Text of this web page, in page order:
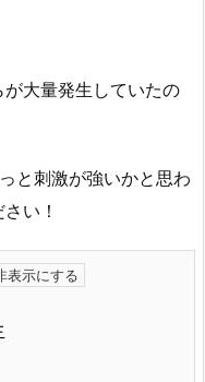
大量発生していたの
と刺激が強いかと思わ
い！